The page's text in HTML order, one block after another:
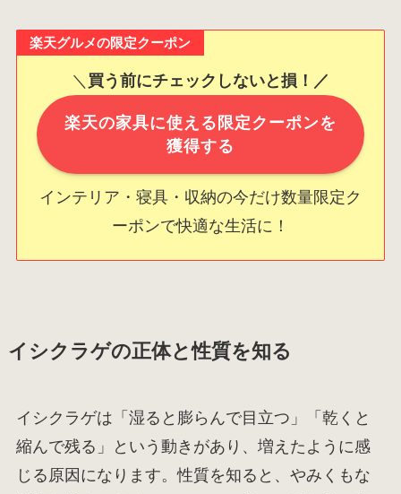
楽天グルメの限定クーポン
＼ 買う前にチェックしないと損！／
楽天の家具に使える限定クーポンを
獲得する
インテリア・寝具・収納の今だけ数量限定ク
ーポンで快適な生活に！
イシクラゲの正体と性質を知る
イシクラゲは「湿ると膨らんで目立つ」「乾くと
縮んで残る」という動きがあり、増えたように感
じる原因になります。性質を知ると、やみくもな